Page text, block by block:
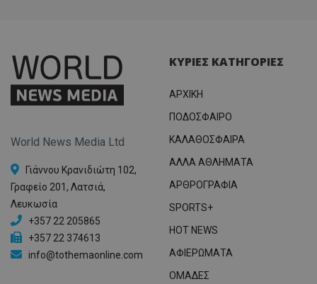
World News Media Ltd
Γιάννου Κρανιδιώτη 102,
Γραφείο 201, Λατσιά,
Λευκωσία
+357 22 205865
+357 22 374613
info@tothemaonline.com
ΚΥΡΙΕΣ ΚΑΤΗΓΟΡΙΕΣ
ΑΡΧΙΚΗ
ΠΟΔΟΣΦΑΙΡΟ
ΚΑΛΑΘΟΣΦΑΙΡΑ
ΑΛΛΑ ΑΘΛΗΜΑΤΑ
ΑΡΘΡΟΓΡΑΦΙΑ
SPORTS+
HOT NEWS
ΑΦΙΕΡΩΜΑΤΑ
ΟΜΑΔΕΣ